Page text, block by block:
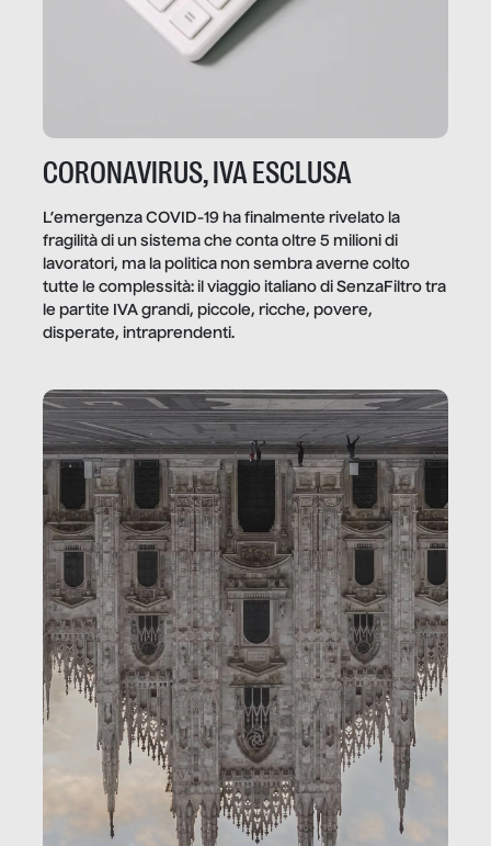
CORONAVIRUS, IVA ESCLUSA
L’emergenza COVID-19 ha finalmente rivelato la
fragilità di un sistema che conta oltre 5 milioni di
lavoratori, ma la politica non sembra averne colto
tutte le complessità: il viaggio italiano di SenzaFiltro tra
le partite IVA grandi, piccole, ricche, povere,
disperate, intraprendenti.